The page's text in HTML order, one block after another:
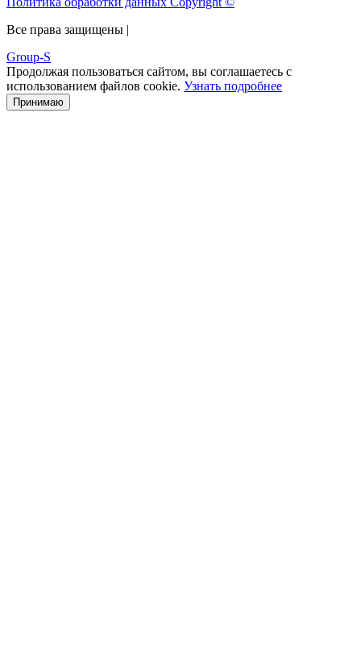
Все права защищены |
Group-S
Продолжая пользоваться сайтом, вы соглашаетесь с
использованием файлов cookie. Узнать подробнее
Принимаю